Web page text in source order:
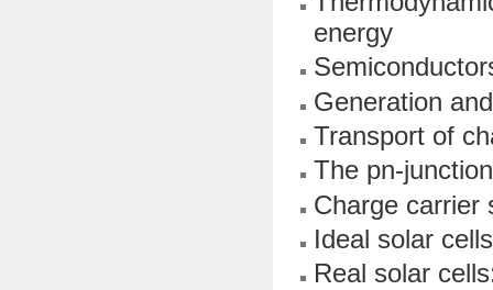
energy
Generation
Transport of
The pn-junction
Charge carrier
Ideal solar cells
Real solar